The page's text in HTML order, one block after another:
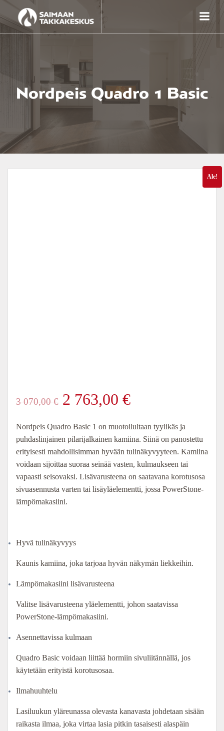
to
content
Nordpeis Quadro 1 Basic
Ale!
3 070,00€ Alkuperäinen
hinta
oli:
3
070,00 €.
2 763,00 €Nykyinen
hinta
on:
2
Nordpeis Quadro Basic 1 on muotoilultaan tyylikäs ja
puhdaslinjainen pilarijalkainen kamiina. Siinä on panostettu
erityisesti mahdollisimman hyvään tulinäkyvyyteen. Kamiina
voidaan sijoittaa suoraa seinää vasten, kulmaukseen tai
vapaasti seisovaksi. Lisävarusteena on saatavana korotusosa
sivuasennusta varten tai lisäyläelementti, jossa PowerStone-
lämpömakasiini.
Hyvä tulinäkyvyys
Kaunis kamiina, joka tarjoaa hyvän näkymän liekkeihin.
Lämpömakasiini lisävarusteena
Valitse lisävarusteena yläelementti, johon saatavissa
PowerStone-lämpömakasiini.
Asennettavissa kulmaan
Quadro Basic voidaan liittää hormiin sivuliitännällä, jos
käytetään erityistä korotusosaa.
Ilmahuuhtelu
Lasiluukun yläreunassa olevasta kanavasta johdetaan sisään
raikasta ilmaa, joka virtaa lasia pitkin tasaisesti alaspäin